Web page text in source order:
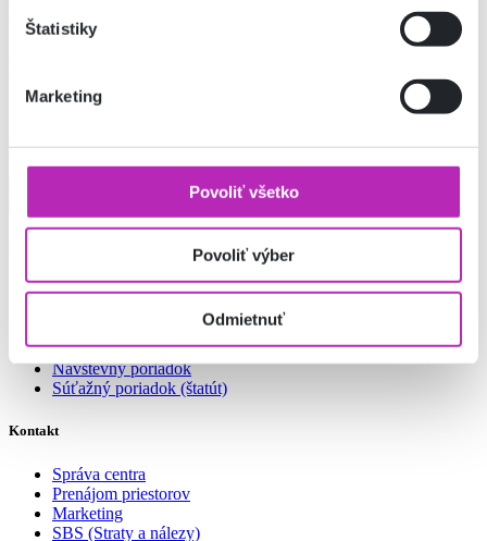
Štatistiky
Marketing
Povoliť všetko
Povoliť výber
Odmietnuť
od 9:00 do 18:00
Ukázať na mape
Obchody a Služby
Ako sa k nám dostanete
Návštevný poriadok
Súťažný poriadok (štatút)
Kontakt
Správa centra
Prenájom priestorov
Marketing
SBS (Straty a nálezy)